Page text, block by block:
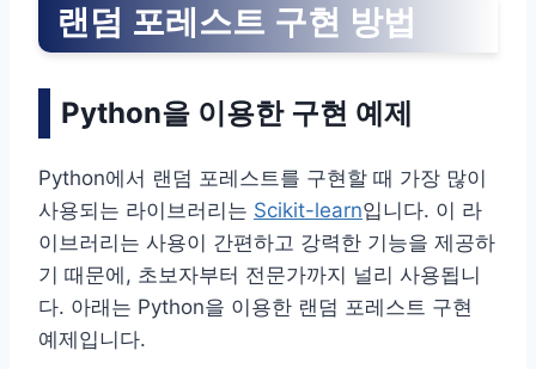
랜덤 포레스트 구현 방법
Python을 이용한 구현 예제
Python에서 랜덤 포레스트를 구현할 때 가장 많이
사용되는 라이브러리는 Scikit-learn입니다. 이 라
이브러리는 사용이 간편하고 강력한 기능을 제공하
기 때문에, 초보자부터 전문가까지 널리 사용됩니
다. 아래는 Python을 이용한 랜덤 포레스트 구현
예제입니다.